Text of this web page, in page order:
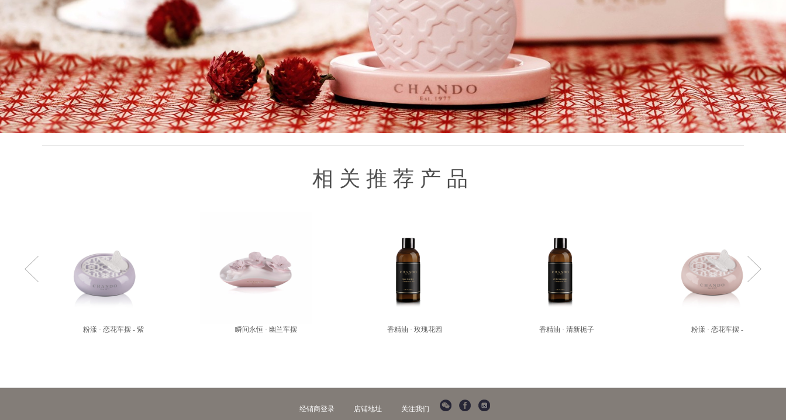
相关推荐产品
粉漾 · 恋花车摆 - 紫 瞬间永恒 · 幽兰车摆 香精油 · 玫瑰花园 香精油 · 清新栀子 粉漾 · 恋花车摆 - 粉
经销商登录 店铺地址 关注我们